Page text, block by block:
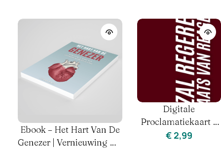
Ebook – Het Hart Van De
Genezer | Vernieuwing Als
Digitale
Proclamatiekaart –
Ik Zal Regeren, Niet
€2,99